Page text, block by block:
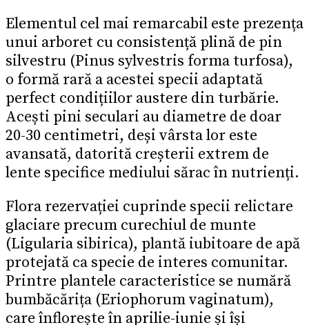
Elementul cel mai remarcabil este prezența
unui arboret cu consistență plină de pin
silvestru (Pinus sylvestris forma turfosa),
o formă rară a acestei specii adaptată
perfect condițiilor austere din turbărie.
Acești pini seculari au diametre de doar
20-30 centimetri, deși vârsta lor este
avansată, datorită creșterii extrem de
lente specifice mediului sărac în nutrienți.
Flora rezervației cuprinde specii relictare
glaciare precum curechiul de munte
(Ligularia sibirica), plantă iubitoare de apă
protejată ca specie de interes comunitar.
Printre plantele caracteristice se numără
bumbăcărița (Eriophorum vaginatum),
care înflorește în aprilie-iunie și își